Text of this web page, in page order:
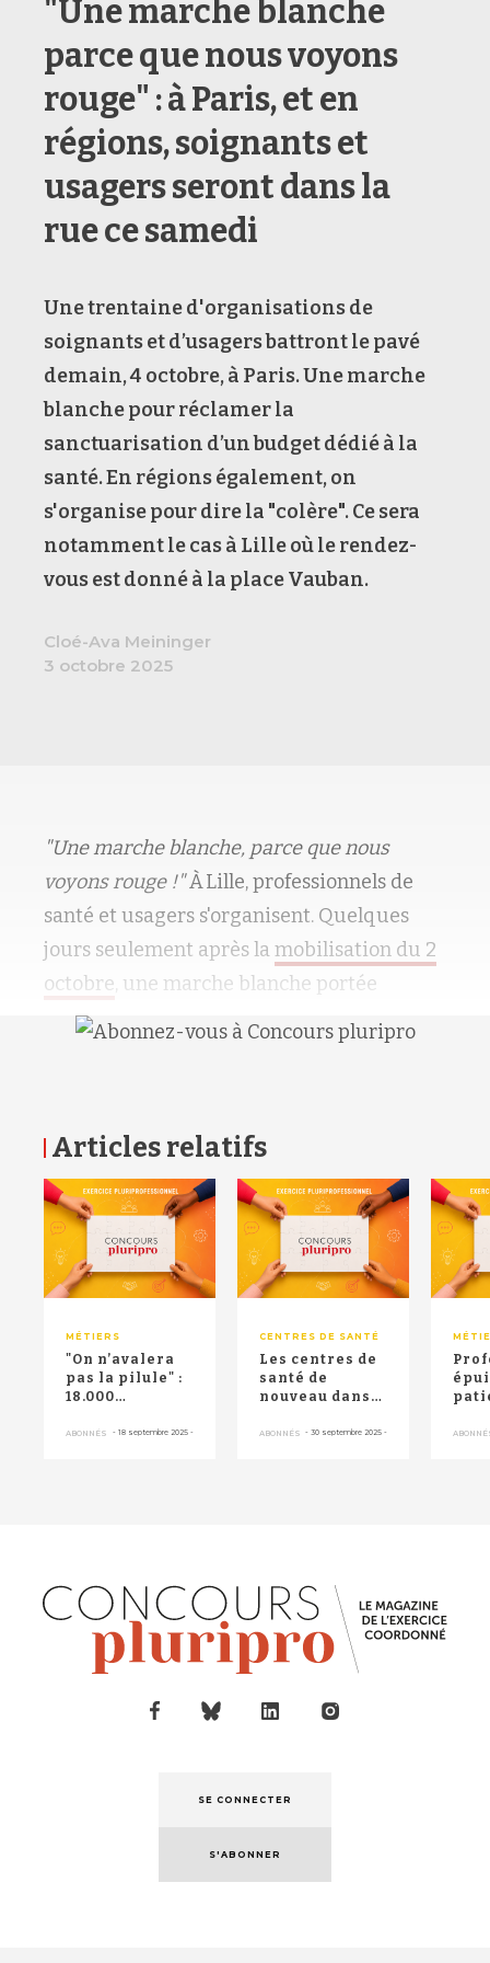
"Une marche blanche
parce que nous voyons
rouge" : à Paris, et en
régions, soignants et
usagers seront dans la
rue ce samedi
Une trentaine d'organisations de
soignants et d’usagers battront le pavé
demain, 4 octobre, à Paris. Une marche
blanche pour réclamer la
sanctuarisation d’un budget dédié à la
santé. En régions également, on
s'organise pour dire la "colère". Ce sera
notamment le cas à Lille où le rendez-
vous est donné à la place Vauban.
Cloé-Ava Meininger
3 octobre 2025
"Une marche blanche, parce que nous
voyons rouge !"À Lille, professionnels de
santé et usagers s'organisent. Quelques
jours seulement après lamobilisation du 2
octobre , une marche blanche portée
Articles relatifs
MÉTIERS
"On n’avalera
pas la pilule" :
18.000
et près de
ABONNÉS - 18 septembre 2025 -
CENTRES DE SANTÉ
Les centres de
santé de
nouveau dans
octobre
ABONNÉS - 30 septembre 2025 -
RETOUR HAUT DE PAGE
SE CONNECTER
S'ABONNER